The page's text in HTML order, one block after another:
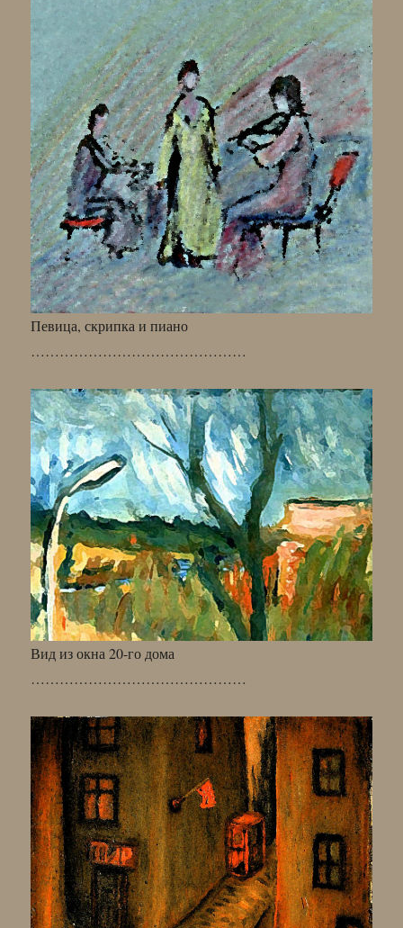
Певица, скрипка и пиано
………………………………………
Вид из окна 20-го дома
………………………………………